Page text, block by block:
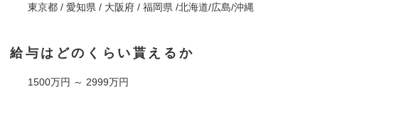
東京都 / 愛知県 / 大阪府 / 福岡県 /北海道/広島/沖縄
給与はどのくらい貰えるか
1500万円 ～ 2999万円